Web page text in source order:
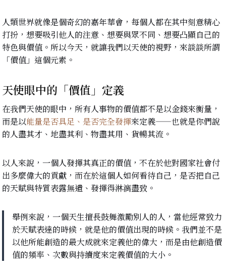
人類世界就像是個奇幻的嘉年華會，每個人都在其中刻意精心
打扮，想要吸引他人的注意、想要與眾不同、想要凸顯自己的
特色與價值。所以今天，就讓我們以天使的視野，來談談所謂
「價值」這個元素。
天使眼中的「價值」定義
在我們天使的眼中，所有人事物的價值都不是以金錢來衡量，
而是以能量是否具足、是否完全發揮來定義——也就是你們說
的人盡其才、地盡其利、物盡其用、貨暢其流。
以人來說，一個人發揮其真正的價值，不在於他對國家社會付
出多麼偉大的貢獻，而在於這個人如何看待自己，是否把自己
的天賦與特質表露無遺、發揮得淋漓盡致。
舉例來說，一個天生擅長鼓舞激勵別人的人，當他經常致力
於天賦表達的時候，就是他的價值出現的時候。我們並不是
以他所能創造的最大成就來定義他的偉大，而是由他創造價
值的頻率、次數與持續度來定義價值的大小。